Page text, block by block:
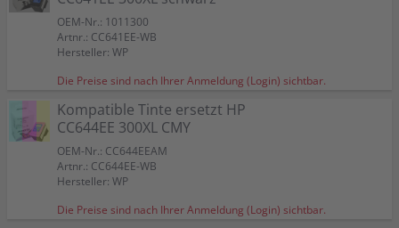
OEM-Nr.: 1011300
Artnr.: CC641EE-WB
Hersteller: WP
Die Preise sind nach Ihrer Anmeldung (Login) sichtbar.
Kompatible Tinte ersetzt HP
CC644EE 300XL CMY
OEM-Nr.: CC644EEAM
Artnr.: CC644EE-WB
Hersteller: WP
Die Preise sind nach Ihrer Anmeldung (Login) sichtbar.